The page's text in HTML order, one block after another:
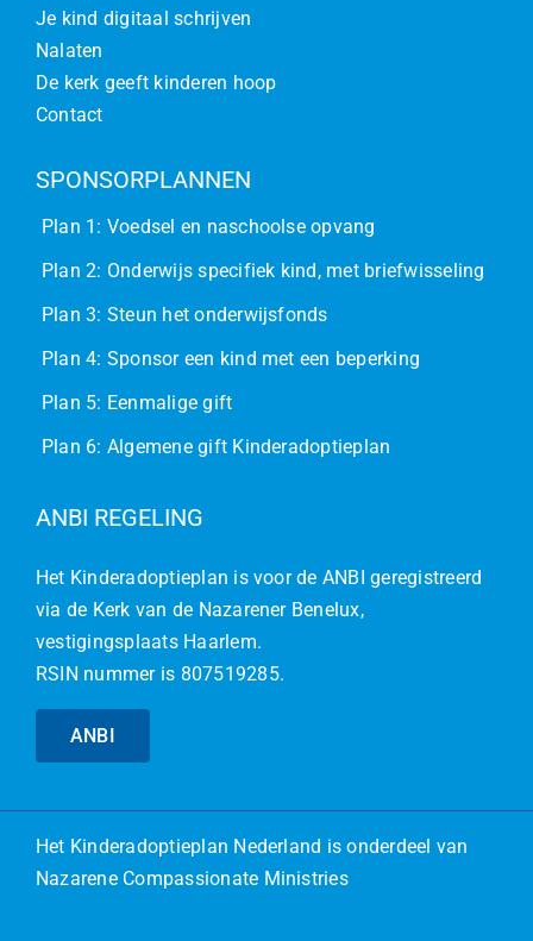
Je kind digitaal schrijven
Nalaten
De kerk geeft kinderen hoop
Contact
SPONSORPLANNEN
Plan 1: Voedsel en naschoolse opvang
Plan 2: Onderwijs specifiek kind, met briefwisseling
Plan 3: Steun het onderwijsfonds
Plan 4: Sponsor een kind met een beperking
Plan 5: Eenmalige gift
Plan 6: Algemene gift Kinderadoptieplan
ANBI REGELING
Het Kinderadoptieplan is voor de ANBI geregistreerd
via de Kerk van de Nazarener Benelux,
vestigingsplaats Haarlem.
RSIN nummer is 807519285.
ANBI
Het Kinderadoptieplan Nederland is onderdeel van
Nazarene Compassionate Ministries